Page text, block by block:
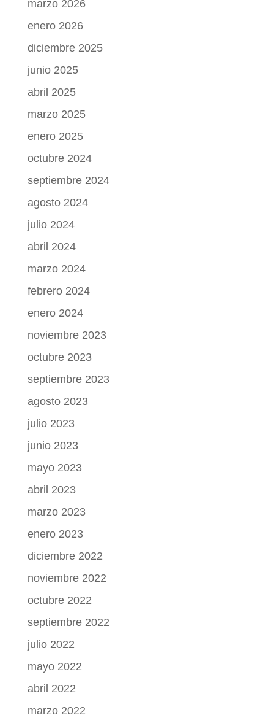
marzo 2026
enero 2026
diciembre 2025
junio 2025
abril 2025
marzo 2025
enero 2025
octubre 2024
septiembre 2024
agosto 2024
julio 2024
abril 2024
marzo 2024
febrero 2024
enero 2024
noviembre 2023
octubre 2023
septiembre 2023
agosto 2023
julio 2023
junio 2023
mayo 2023
abril 2023
marzo 2023
enero 2023
diciembre 2022
noviembre 2022
octubre 2022
septiembre 2022
julio 2022
mayo 2022
abril 2022
marzo 2022